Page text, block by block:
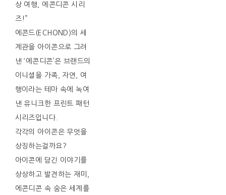
상 여행, 에콘디콘 시리
즈!”
에콘드(ECHOND)의 세
계관을 아이콘으로 그려
낸 ‘에콘디콘’은 브랜드의
이니셜을 가족, 자연, 여
행이라는 테마 속에 녹여
낸 유니크한 프린트 패턴
시리즈입니다.
각각의 아이콘은 무엇을
상징하는걸까요?
아이콘에 담긴 이야기를
상상하고 발견하는 재미,
에콘디콘 속 숨은 세계를